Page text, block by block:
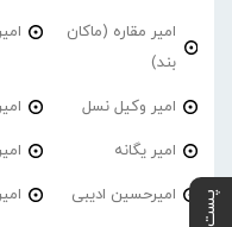
امیر مقاره (ماکان
بند)
امیر وکیل نسل
امیر یگانه
امیرحسین ادیبی